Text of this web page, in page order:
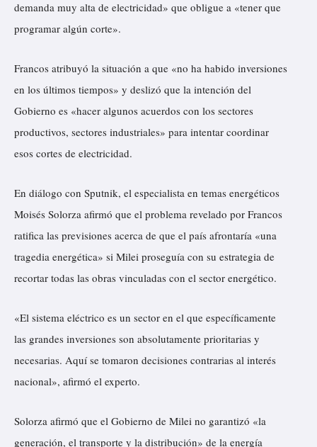
demanda muy alta de electricidad» que obligue a «tener que
programar algún corte».
Francos atribuyó la situación a que «no ha habido inversiones
en los últimos tiempos» y deslizó que la intención del
Gobierno es «hacer algunos acuerdos con los sectores
productivos, sectores industriales» para intentar coordinar
esos cortes de electricidad.
En diálogo con Sputnik, el especialista en temas energéticos
Moisés Solorza afirmó que el problema revelado por Francos
ratifica las previsiones acerca de que el país afrontaría «una
tragedia energética» si Milei proseguía con su estrategia de
recortar todas las obras vinculadas con el sector energético.
«El sistema eléctrico es un sector en el que específicamente
las grandes inversiones son absolutamente prioritarias y
necesarias. Aquí se tomaron decisiones contrarias al interés
nacional», afirmó el experto.
Solorza afirmó que el Gobierno de Milei no garantizó «la
generación, el transporte y la distribución» de la energía